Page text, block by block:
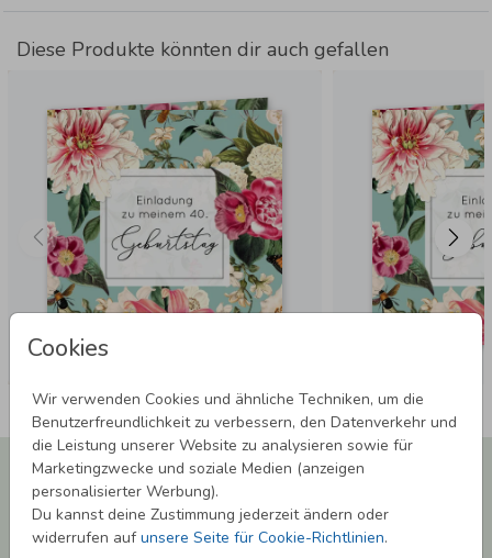
Cookies
Wir verwenden Cookies und ähnliche Techniken, um die
Benutzerfreundlichkeit zu verbessern, den Datenverkehr und
die Leistung unserer Website zu analysieren sowie für
Marketingzwecke und soziale Medien (anzeigen
personalisierter Werbung).
Du kannst deine Zustimmung jederzeit ändern oder
widerrufen aufunsere Seite für Cookie-Richtlinien.
Diese Produkte könnten dir auch gefallen
Newsletter abonnieren und 5,00 € Rabatt**
sichern!
Melde Dich zu unserem Newsletter an und bleibe auf dem
Laufenden.